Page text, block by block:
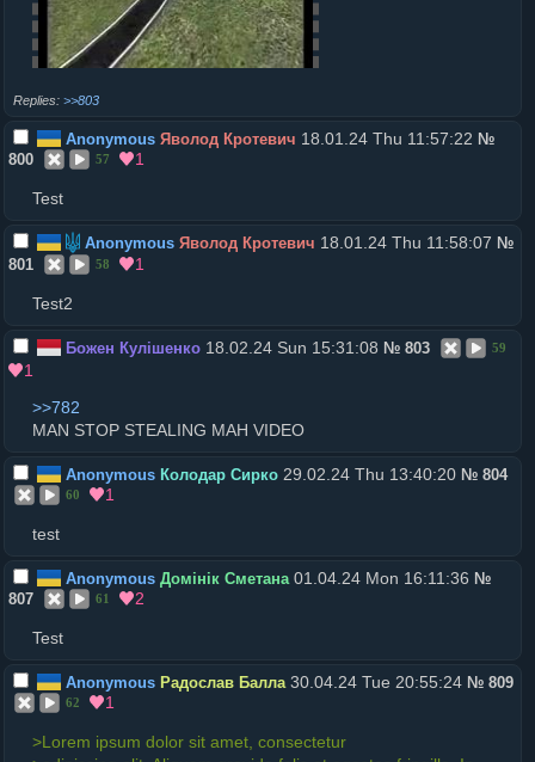
>>803
Anonymous Яволод Кротевич 18.01.24 Thu 11:57:22 №
800
57 1
Test
Anonymous Яволод Кротевич 18.01.24 Thu 11:58:07 №
801
58 1
Test2
Божен Кулішенко 18.02.24 Sun 15:31:08 № 803 59
1
>>782
MAN STOP STEALING MAH VIDEO
Anonymous Колодар Сирко 29.02.24 Thu 13:40:20 № 804
60 1
test
Anonymous Домінік Сметана 01.04.24 Mon 16:11:36 №
807
61 2
Test
Anonymous Радослав Балла 30.04.24 Tue 20:55:24 № 809
62 1
>Lorem ipsum dolor sit amet, consectetur